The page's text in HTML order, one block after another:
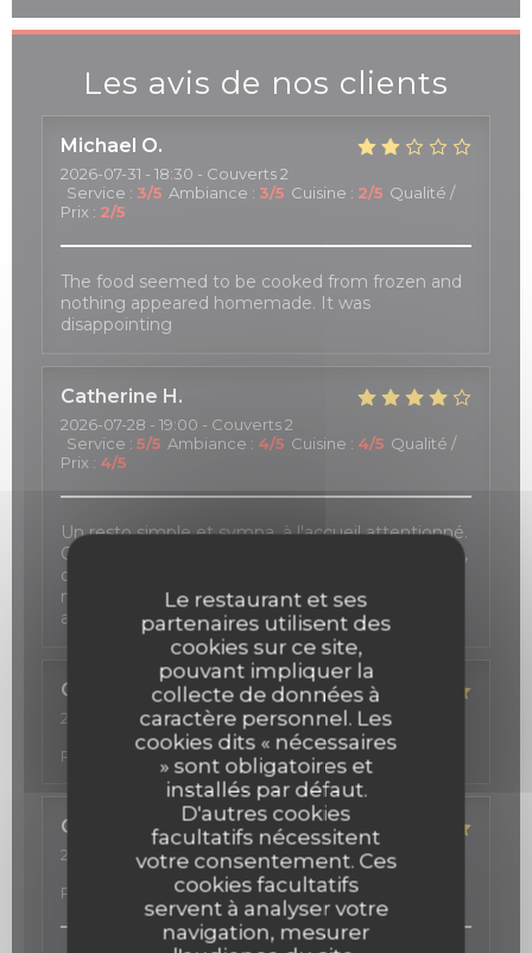
Le restaurant et ses
partenaires utilisent des
cookies sur ce site,
pouvant impliquer la
collecte de données à
caractère personnel. Les
cookies dits « nécessaires
» sont obligatoires et
installés par défaut.
D'autres cookies
facultatifs nécessitent
votre consentement. Ces
cookies facultatifs
servent à analyser votre
navigation, mesurer
Les avis de nos clients
Michael O
2026-07-31 - 18:30 - Couverts 2
Service : 3/5 Ambiance : 3/5 Cuisine : 2/5 Qualité /
Prix : 2/5
The food seemed to be cooked from frozen and
nothing appeared homemade. It was
disappointing
Catherine H
2026-07-28 - 19:00 - Couverts 2
Service : 5/5 Ambiance : 4/5 Cuisine : 4/5 Qualité /
Prix : 4/5
Un resto simple et sympa, à l'accueil attentionné.
On a toujours plaisir à se retrouver sur sa terrasse,
dans une petite rue calme du 9e, avec vue sur la
magnifique façade Art déco des Folies Bergère,
autour de bons tapas.
Caroline A
2026-07-17 - 22:00 - Couverts 6
4/5 Ambiance: 5 /5 Cuisine:5/5 Qualité /
Prix
Carole
2026-07-18 - 20:00 - Couverts 6
5 /5 Ambiance: 5/5 Cuisine: 5/5 Qualité /
Prix